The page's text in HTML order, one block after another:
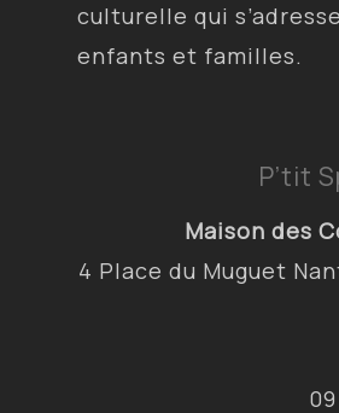
culturelle qui
enfants et familles.
P’tit
Maison des
4 Place du Muguet